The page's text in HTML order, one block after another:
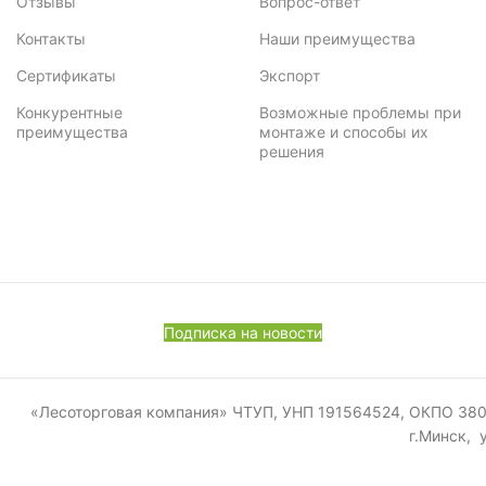
Контакты
Сертификаты
Конкурентные
преимущества
Наши преимущества
Экспорт
Возможные проблемы при
монтаже и способы их
решения
Подписка на новости
«Лесоторговая компания» ЧТУП, УНП 191564524, ОКПО
г.Минск,